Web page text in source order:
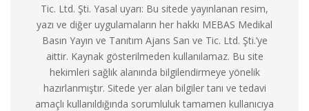
Tic. Ltd. Şti. Yasal uyarı: Bu sitede yayınlanan resim,
yazı ve diğer uygulamaların her hakkı MEBAS Medikal
Basın Yayın ve Tanıtım Ajans San ve Tic. Ltd. Şti.’ye
aittir. Kaynak gösterilmeden kullanılamaz. Bu site
hekimleri sağlık alanında bilgilendirmeye yönelik
hazırlanmıştır. Sitede yer alan bilgiler tanı ve tedavi
amaçlı kullanıldığında sorumluluk tamamen kullanıcıya